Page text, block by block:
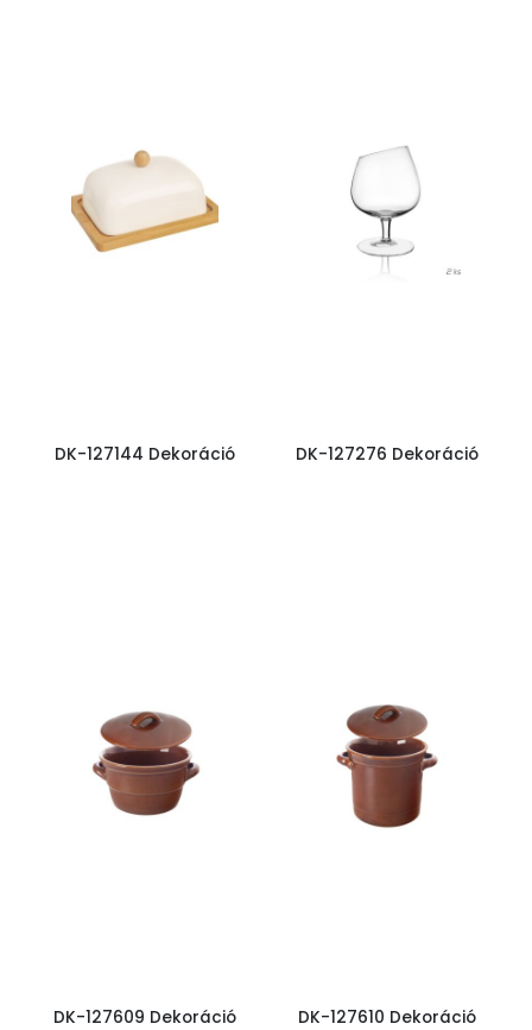
DK-127144 Dekoráció DK-127276 Dekoráció
DK-127609 Dekoráció DK-127610 Dekoráció